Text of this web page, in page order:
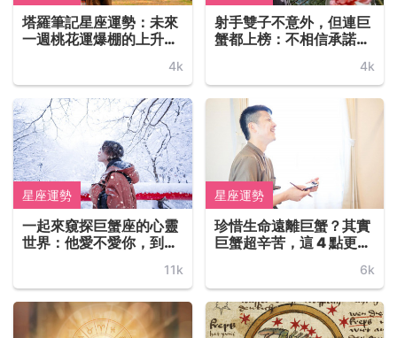
塔羅筆記星座運勢：未來
一週桃花運爆棚的上升星
天秤、雙魚，想談戀愛就
趁現在！
4k
射手雙子不意外，但連巨
蟹都上榜：不相信承諾與
4k
星座運勢
一起來窺探巨蟹座的心靈
世界：他愛不愛你，到底
11k
星座運勢
珍惜生命遠離巨蟹？其實
巨蟹超辛苦，這 4 點更是
6k